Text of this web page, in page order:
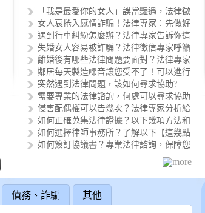
升，女人應特別警惕…
「我是最愛你的女人」誤當豔遇，法律徵
女人衰捲入感情詐騙！法律專家：先做好
遇到行車糾紛怎麼辦？法律專家告訴你這
失婚女人容易被詐騙？法律徵信專家呼籲
離婚後有哪些法律問題要面對？法律專家
鄰居每天製造噪音讓您受不了！可以進行
突然遇到法律問題，該如何尋求協助?
需要專業的法律諮詢，何處可以尋求協助
侵害配偶權可以告幾次？法律專家分析給
如何正確蒐集法律證據？以下幾項方法和
如何選擇律師事務所？了解以下【這幾點
如何簽訂協議書？專業法律諮詢，保障您
債務、詐騙 其他